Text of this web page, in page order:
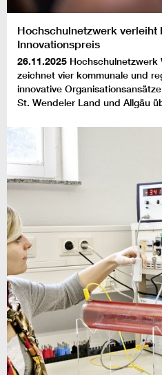
Hochschulnetzwerk verleiht
Innovationspreis
26.11.2025
zeichnet vier kommunale und
innovative
St. Wendeler Land und Allgäu